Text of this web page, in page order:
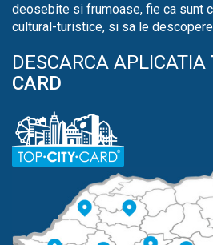
deosebite si frumoase, fie ca sunt
cultural-turistice, si sa le
DESCARCA APLICATIA
CARD